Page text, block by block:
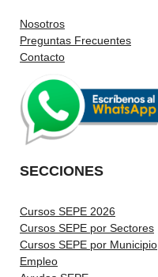
Nosotros
Preguntas Frecuentes
Contacto
SECCIONES
Cursos SEPE 2026
Cursos SEPE por Sectores
Cursos SEPE por Municipio
Empleo